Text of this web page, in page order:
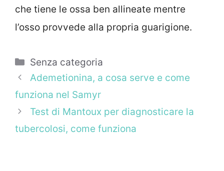
che tiene le ossa ben allineate mentre
l’osso provvede alla propria guarigione.
Categorie
Senza categoria
Ademetionina, a cosa serve e come
funziona nel Samyr
Test di Mantoux per diagnosticare la
tubercolosi, come funziona